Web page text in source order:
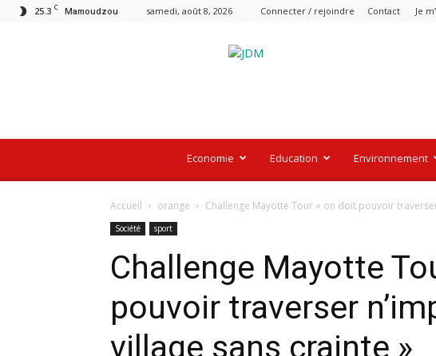
25.3 C Mamoudzou samedi, août 8, 2026 Connecter / rejoindre Contact Je
Economie Education Environnement
Accueil orange Challenge Mayotte Tour « on doit pouvoir
Société sport
Challenge Mayotte
pouvoir traverser
village sans crainte »